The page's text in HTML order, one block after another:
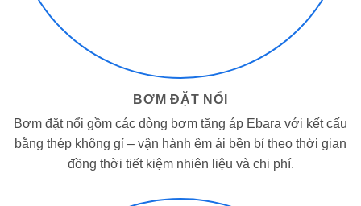
BƠM ĐẶT NỔI
Bơm đặt nổi gồm các dòng bơm tăng áp Ebara với kết cấu
bằng thép không gỉ – vận hành êm ái bền bỉ theo thời gian
đồng thời tiết kiệm nhiên liệu và chi phí.